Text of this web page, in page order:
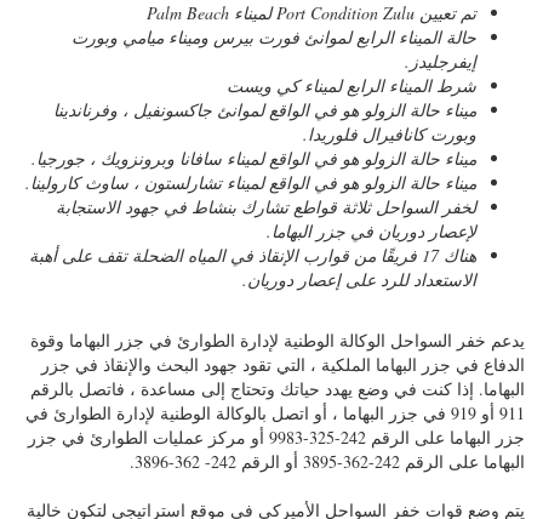
تم تعيين Port Condition Zulu لميناء Palm Beach
حالة الميناء الرابع لموانئ فورت بيرس وميناء ميامي وبورت
إيفرجليدز.
شرط الميناء الرابع لميناء كي ويست
ميناء حالة الزولو هو في الواقع لموانئ جاكسونفيل ، وفرناندينا
وبورت كانافيرال فلوريدا.
ميناء حالة الزولو هو في الواقع لميناء سافانا وبرونزويك ، جورجيا.
ميناء حالة الزولو هو في الواقع لميناء تشارلستون ، ساوث كارولينا.
لخفر السواحل ثلاثة قواطع تشارك بنشاط في جهود الاستجابة
لإعصار دوريان في جزر البهاما.
هناك 17 فريقًا من قوارب الإنقاذ في المياه الضحلة تقف على أهبة
الاستعداد للرد على إعصار دوريان.
يدعم خفر السواحل الوكالة الوطنية لإدارة الطوارئ في جزر البهاما وقوة
الدفاع في جزر البهاما الملكية ، التي تقود جهود البحث والإنقاذ في جزر
البهاما. إذا كنت في وضع يهدد حياتك وتحتاج إلى مساعدة ، فاتصل بالرقم
911 أو 919 في جزر البهاما ، أو اتصل بالوكالة الوطنية لإدارة الطوارئ في
جزر البهاما على الرقم 242-325-9983 أو مركز عمليات الطوارئ في جزر
البهاما على الرقم 242-362-3895 أو الرقم 242- 362-3896.
يتم وضع قوات خفر السواحل الأميركي في موقع استراتيجي لتكون خالية